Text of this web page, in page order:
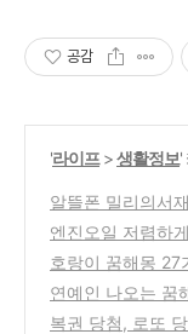
공감
'라이프 >생활정보'
알뜰폰 밀리의서
엔진오일 저렴하
자동차 정비소 추
호랑이 꿈해몽 27
연예인 나오는 꿈
복권 당첨, 로또